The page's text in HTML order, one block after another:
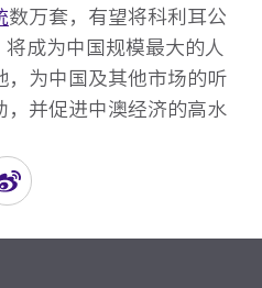
数万套，有望将科利耳公
成为中国规模最大的人
，为中国及其他市场的听
，并促进中澳经济的高水